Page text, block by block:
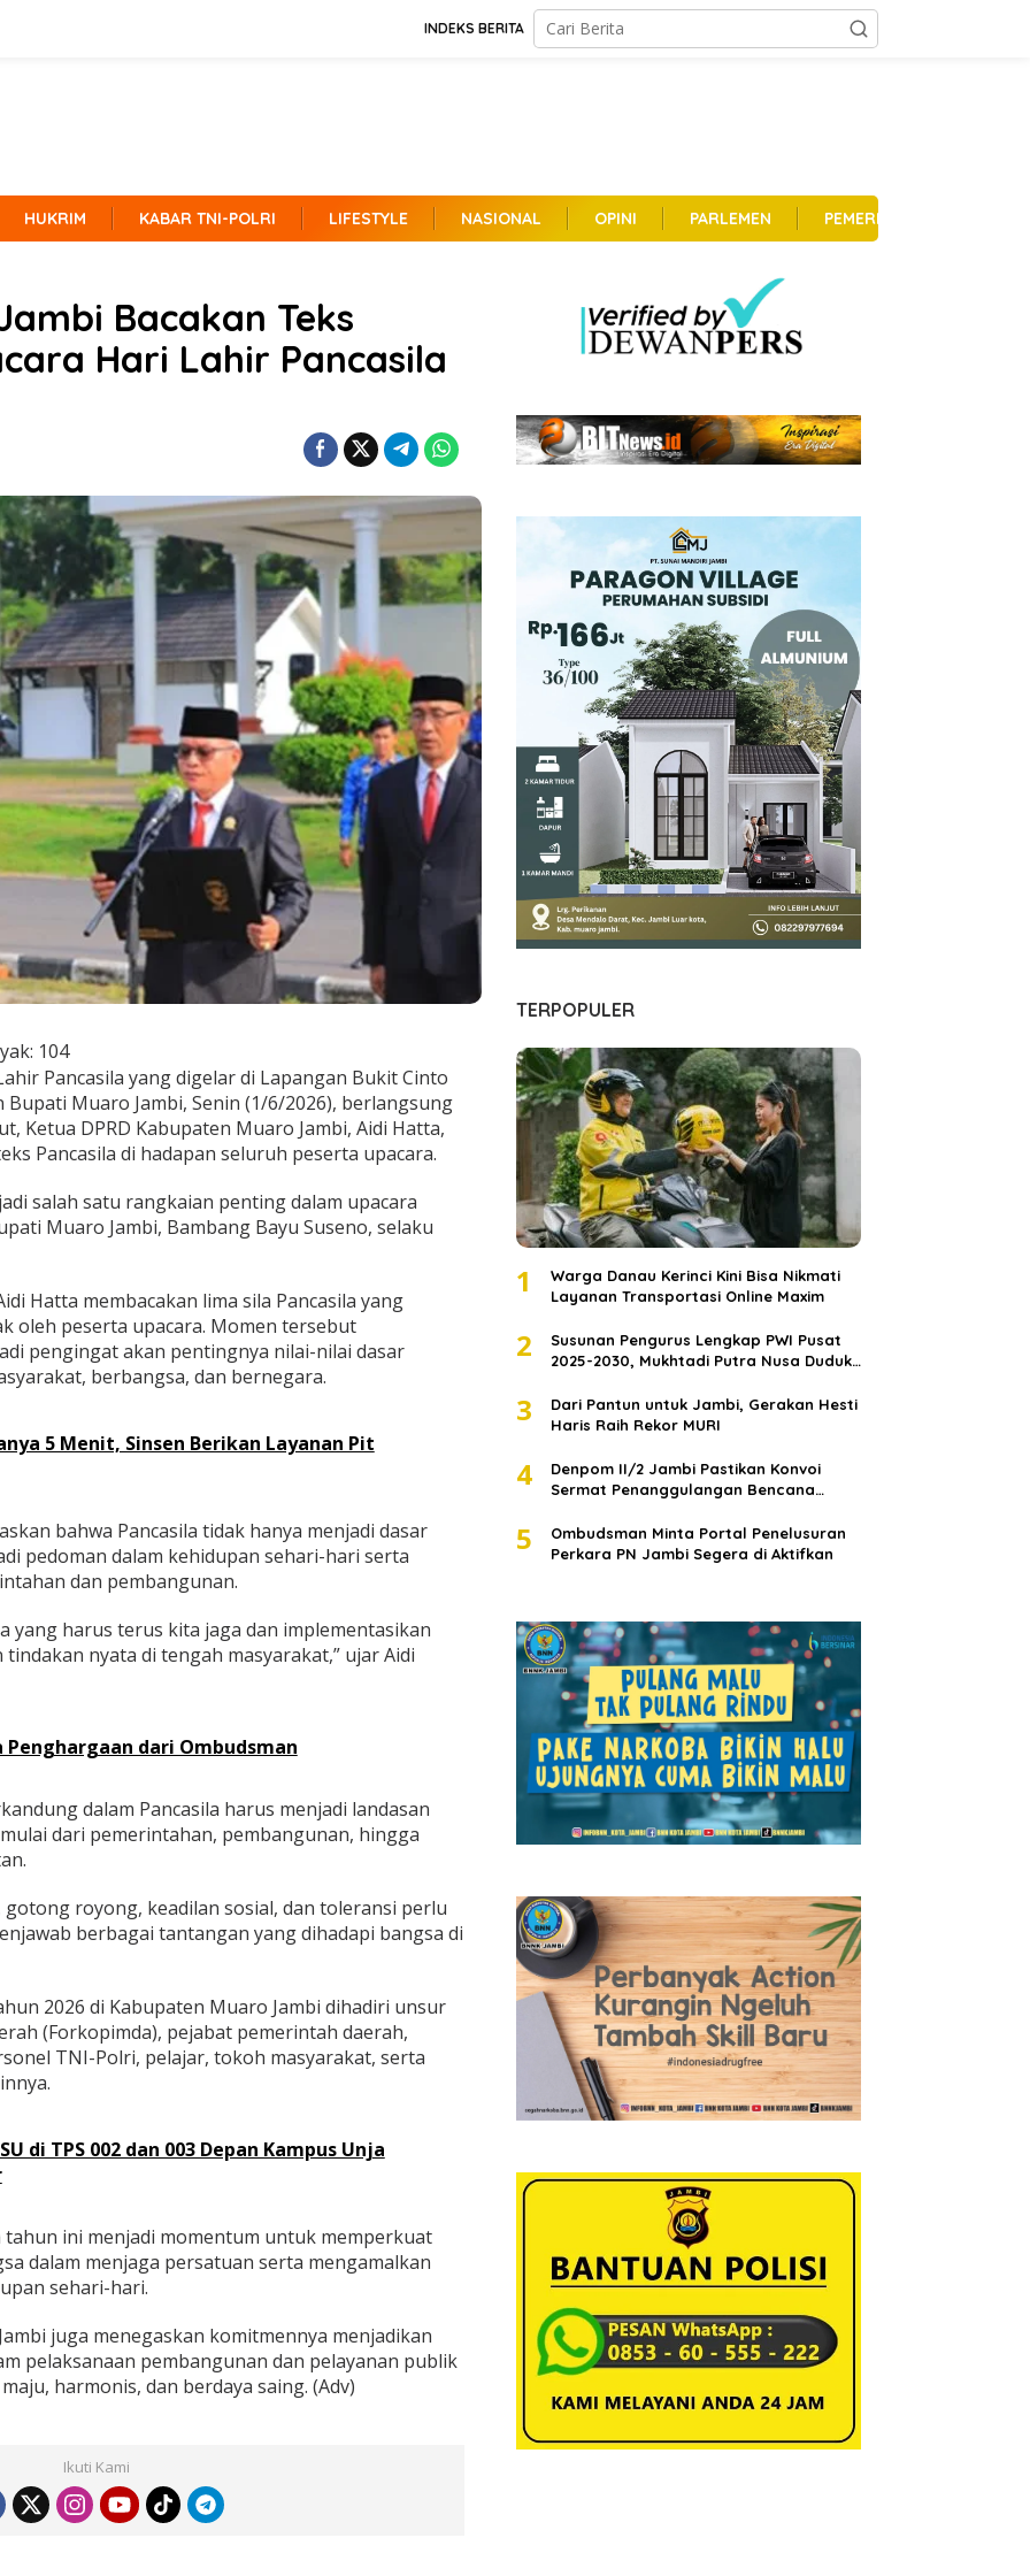
INDEKS BERITA
HUKRIM KABAR TNI-POLRI LIFESTYLE NASIONAL OPINI PARLEMEN PEMERINTAHAN
Bacakan Teks
Hari Lahir Pancasila
104
Pancasila yang digelar di Lapangan Bukit Cinto
Muaro Jambi, Senin (1/6/2026), berlangsung
Ketua DPRD Kabupaten Muaro Jambi, Aidi Hatta,
Pancasila di hadapan seluruh peserta upacara.
salah satu rangkaian penting dalam upacara
Muaro Jambi, Bambang Bayu Suseno, selaku
Hatta membacakan lima sila Pancasila yang
oleh peserta upacara. Momen tersebut
pengingat akan pentingnya nilai-nilai dasar
berbangsa, dan bernegara.
5 Menit, Sinsen Berikan Layanan Pit
bahwa Pancasila tidak hanya menjadi dasar
pedoman dalam kehidupan sehari-hari serta
dan pembangunan.
yang harus terus kita jaga dan implementasikan
nyata di tengah masyarakat,” ujar Aidi
Penghargaan dari Ombudsman
dalam Pancasila harus menjadi landasan
dari pemerintahan, pembangunan, hingga
royong, keadilan sosial, dan toleransi perlu
berbagai tantangan yang dihadapi bangsa di
2026 di Kabupaten Muaro Jambi dihadiri unsur
(Forkopimda), pejabat pemerintah daerah,
TNI-Polri, pelajar, tokoh masyarakat, serta
di TPS 002 dan 003 Depan Kampus Unja
tahun ini menjadi momentum untuk memperkuat
dalam menjaga persatuan serta mengamalkan
sehari-hari.
juga menegaskan komitmennya menjadikan
pelaksanaan pembangunan dan pelayanan publik
harmonis, dan berdaya saing. (Adv)
Ikuti Kami
TERPOPULER
1
Warga Danau Kerinci Kini Bisa Nikmati
Layanan Transportasi Online Maxim
2
Susunan Pengurus Lengkap PWI Pusat
2025-2030, Mukhtadi Putra Nusa Duduki
3
Dari Pantun untuk Jambi, Gerakan Hesti
Haris Raih Rekor MURI
4
Denpom II/2 Jambi Pastikan Konvoi
Sermat Penanggulangan Bencana
5
Ombudsman Minta Portal Penelusuran
Perkara PN Jambi Segera di Aktifkan